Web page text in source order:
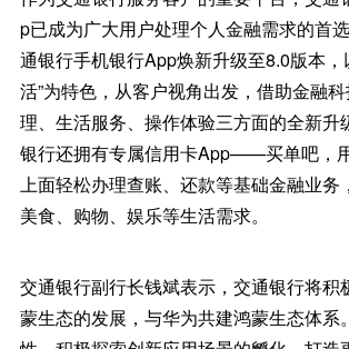
p已成为广大用户处理个人金融需求的首
通银行手机银行App焕新升级至8.0版本，
活”为特色，从客户视角出发，借助金融
理、生活服务、操作体验三方面的全新升
银行还拥有专属信用卡App——买单吧，
上面轻松办理查账、还款等基础金融业务
美食、购物、娱乐等生活需求。
交通银行副行长钱斌表示，交通银行将积
蒙生态的发展，与华为共建鸿蒙生态体系